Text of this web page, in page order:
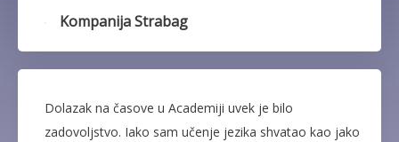
Kompanija Strabag
Dolazak na časove u Academiji uvek je bilo
zadovoljstvo. Iako sam učenje jezika shvatao kao jako